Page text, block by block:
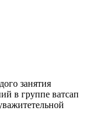
занятия
в группе ватсап